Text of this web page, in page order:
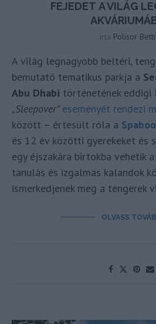
FEJEDET A VILÁG
írta Polisor
A világ legnagyobb beltéri,
bemutató tematikus parkja a
Abu Dhabi történetének eddigi
„Sleepover”eseményét rendezi
között – értesült róla a
és 12 év közötti gyerekeket és
egy éjszakára birtokba vehetik
tanulás és izgalmas kalandok
ismerkedjenek meg a tengerek
OLVASS